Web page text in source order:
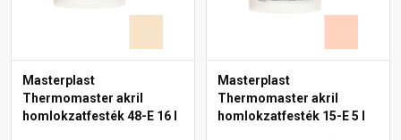
Masterplast
Thermomaster akril
homlokzatfesték 48-E 16 l
Masterplast
Thermomaster akril
homlokzatfesték 15-E 5 l